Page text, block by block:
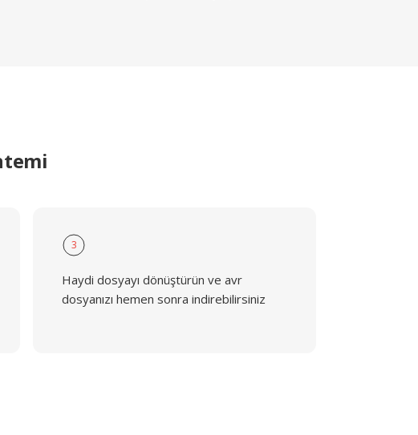
3
Haydi dosyayı dönüştürün ve avr
dosyanızı hemen sonra indirebilirsiniz